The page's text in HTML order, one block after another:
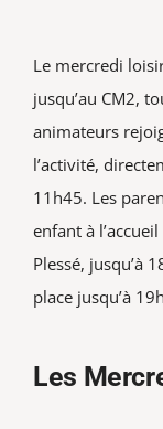
Le mercredi
jusqu’au CM2,
animateurs
l’activité,
11h45. Les
enfant à
Plessé, jusqu’à
place jusqu’à
Les